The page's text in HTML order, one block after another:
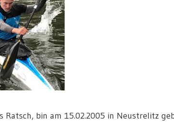
Ratsch, bin am 15.02.2005 in Neustrelitz